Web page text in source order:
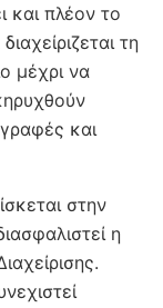
και πλέον το
τη
μέχρι να
και
στην
η